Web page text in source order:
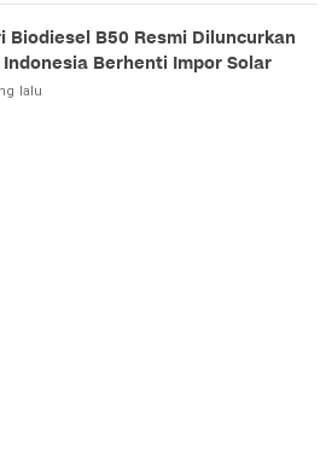
Biodiesel B50 Resmi Diluncurkan
Berhenti Impor Solar
lalu